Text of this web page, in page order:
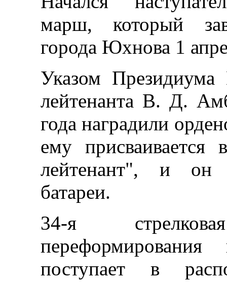
марш, который
города Юхнова 1
Указом
лейтенанта В. Д.
года наградили
ему присваивается
лейтенант", и он
батареи.
34-я
поступает в